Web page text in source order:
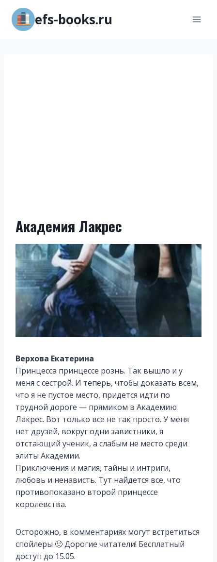
Перейти
содержимому
efs-books.ru
Академия Лакрес
Верхова Екатерина
Принцесса принцессе рознь. Так вышло и у
меня с сестрой. И теперь, чтобы доказать всем,
что я не пустое место, придется идти по
трудной дороге — прямиком в Академию
Лакрес. Вот только все не так просто. У меня
нет друзей, вокруг одни завистники, я
отстающий ученик, а слабым не место среди
элиты Академии.
Приключения и магия, тайны и интриги,
любовь и ненависть. Тут найдется все, что
противопоказано второй принцессе
королевства.
Осторожно, в комментариях могут встретиться
спойлеры 🙂 Дорогие читатели! Бесплатный
доступ до 15.05.